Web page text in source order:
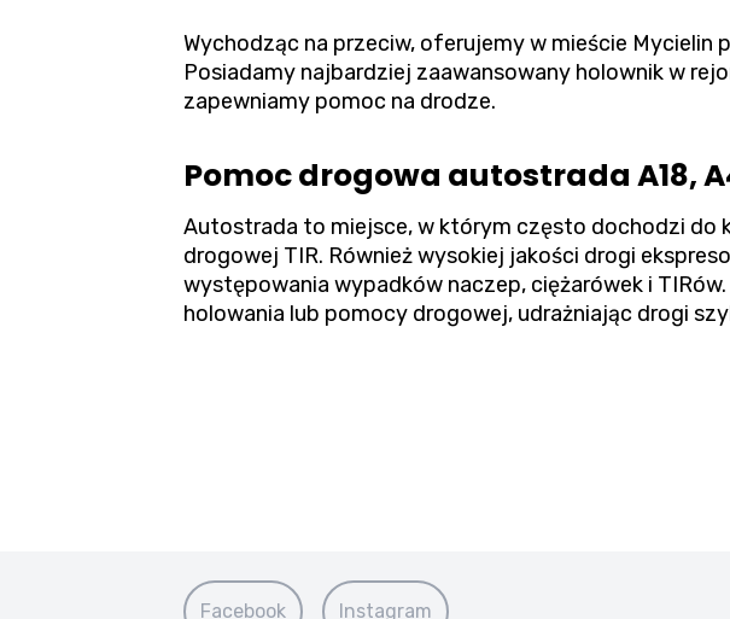
Wychodząc na przeciw, oferujemy w mieście
Posiadamy najbardziej zaawansowany holownik w
zapewniamy pomoc na drodze.
Pomoc drogowa autostrada A18,
Autostrada to miejsce, w którym często dochodzi do
drogowej TIR. Również wysokiej jakości drogi
występowania wypadków naczep, ciężarówek i
holowania lub pomocy drogowej, udrażniając drogi
Facebook Instagram